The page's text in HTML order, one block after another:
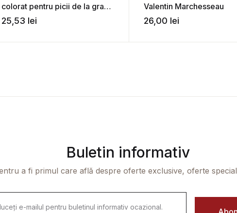
colorat pentru picii de la gradi!
– Delia Tautan
25,53 lei
Valentin Marchesseau
26,00 lei
Buletin informativ
a fi primul care află despre oferte exclusive, oferte